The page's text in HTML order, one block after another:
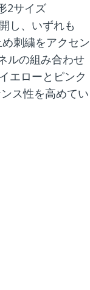
2サイズ
し、いずれも
刺繍をアクセン
ルの組み合わせ
エローとピンク
ス性を高めてい